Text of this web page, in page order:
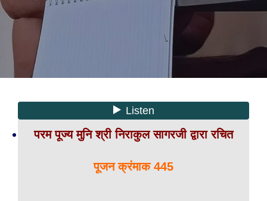
परम पूज्य मुनि श्री निराकुल सागरजी द्वारा रचित
पूजन क्रंमाक 445